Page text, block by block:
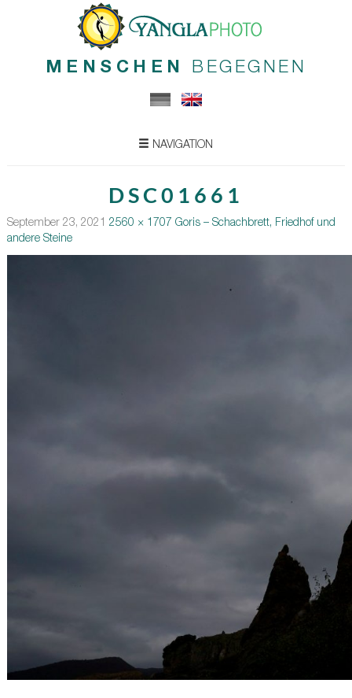
MENSCHEN BEGEGNEN
NAVIGATION
DSC01661
September 23, 2021 2560 × 1707 Goris – Schachbrett, Friedhof und
andere Steine